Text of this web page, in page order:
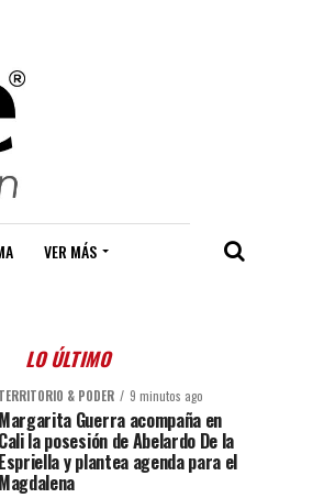
VER MÁS
LO ÚLTIMO
TERRITORIO & PODER 9 minutos ago
Margarita Guerra acompaña en
Cali la posesión de Abelardo De la
Espriella y plantea agenda para el
Magdalena